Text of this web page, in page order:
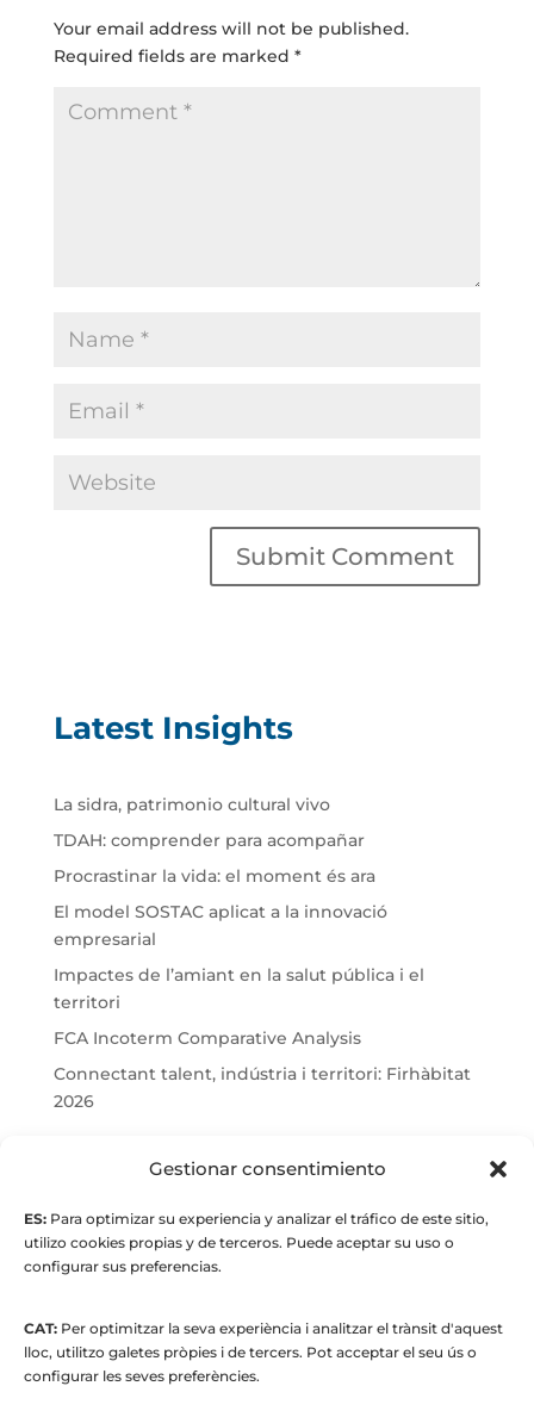
Gestionar consentimiento
ES: Para optimizar su experiencia y analizar el tráfico de este sitio,
utilizo cookies propias y de terceros. Puede aceptar su uso o
configurar sus preferencias.
CAT: Per optimitzar la seva experiència i analitzar el trànsit d'aquest
lloc, utilitzo galetes pròpies i de tercers. Pot acceptar el seu ús o
configurar les seves preferències.
Your email address will not be published.
Required fields are marked *
Latest Insights
La sidra, patrimonio cultural vivo
TDAH: comprender para acompañar
Procrastinar la vida: el moment és ara
El model SOSTAC aplicat a la innovació
empresarial
Impactes de l’amiant en la salut pública i el
territori
FCA Incoterm Comparative Analysis
Connectant talent, indústria i territori: Firhàbitat
2026
© Maria Fernandez Alonso
Full index